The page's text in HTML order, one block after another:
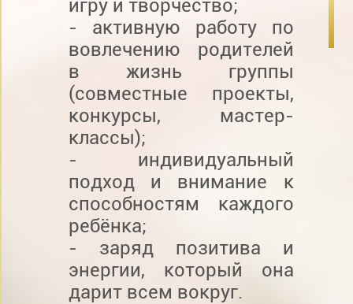
игру и творчество;
- активную работу по
вовлечению родителей
в жизнь группы
(совместные проекты,
конкурсы, мастер-
классы);
- индивидуальный
подход и внимание к
способностям каждого
ребёнка;
- заряд позитива и
энергии, который она
дарит всем вокруг.